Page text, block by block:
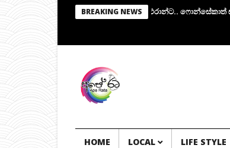
BREAKING NEWS
අතුරු පාලක කමිටුවක්.. සභාපතිකම එරාන්ට.. ෆොන්සේකාත් සලකා
HOME LOCAL LIFE STYLE